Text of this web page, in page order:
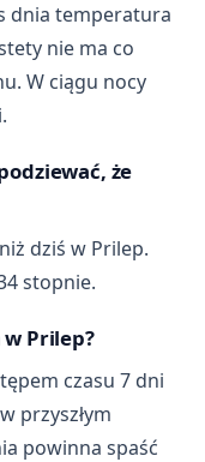
dnia temperatura
nie ma co
W ciągu nocy
że
dziś w Prilep.
stopnie.
Prilep?
czasu 7 dni
przyszłym
powinna spaść